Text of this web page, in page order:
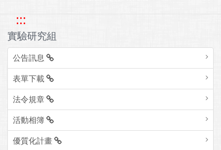
:::
實驗研究組
公告訊息
表單下載
法令規章
活動相簿
優質化計畫